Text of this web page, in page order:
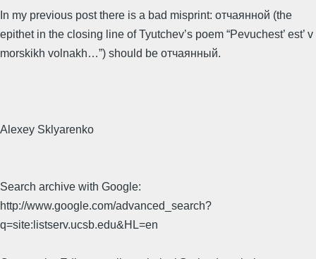
In my previous post there is a bad misprint: отчаянной (the
epithet in the closing line of Tyutchev’s poem “Pevuchest’ est’ v
morskikh volnakh…”) should be отчаянный.
Alexey Sklyarenko
Search archive with Google:
http://www.google.com/advanced_search?
q=site:listserv.ucsb.edu&HL=en